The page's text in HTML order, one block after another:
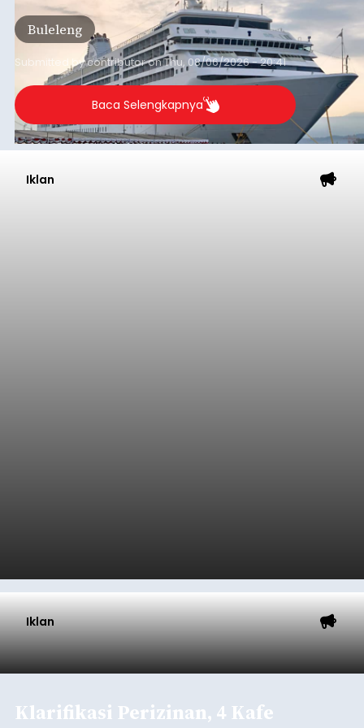
Tonnage (GT), atau tumbuh 12,4 persen
dibandingkan periode yang sama tahun lalu
yang tercatat sebesar 1,32 juta GT.
Buleleng
Submitted bycontributoronThu, 08/06/2026 - 20:41
Baca Selengkapnya
Iklan
Iklan
Klarifikasi Perizinan, 4 Kafe